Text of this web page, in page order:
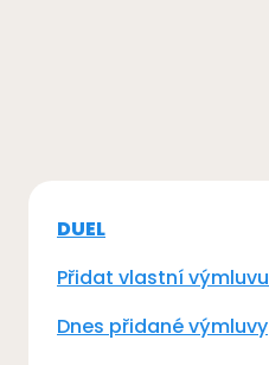
DUEL
Přidat vlastní výmluvu
Dnes přidané výmluvy